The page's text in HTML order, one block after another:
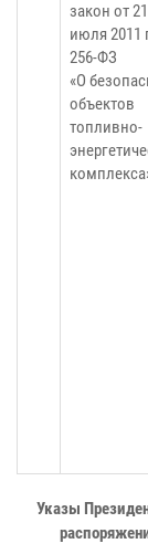
закон от 21
июля 2011
256-ФЗ
«О
объектов
топливно-
Указы